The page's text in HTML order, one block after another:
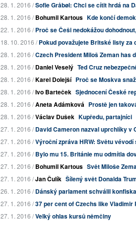
28. 1. 2016 /Sofie Gråbøl: Chci se cítit hrdá na
28. 1. 2016 /Bohumil Kartous Kde končí
22. 1. 2016 /Proč se Češi nedokážou
18. 10. 2016 /Pokud považujete Britské listy za
28. 1. 2016 /Czech President Miloš Zeman has
28. 1. 2016 /Daniel Veselý Ted Cruz
28. 1. 2016 /Karel Dolejší Proč se Moskva
28. 1. 2016 /Ivo Barteček Sjednocení České
28. 1. 2016 /Aneta Adámková Prostě jen
28. 1. 2016 /Václav Dušek Kupředu, partajníci
27. 1. 2016 /David Cameron nazval uprchlíky v
27. 1. 2016 /Výroční zpráva HRW: Světu
27. 1. 2016 /Bylo mu 15. Británie mu odmítla
27. 1. 2016 /Bohumil Kartous Svět Miloše
27. 1. 2016 /Jan Čulík Šílený svět Donalda
26. 1. 2016 /Dánský parlament schválil
27. 1. 2016 /37 per cent of Czechs like Vladimir
27. 1. 2016 /Velký ohlas kursů němčiny